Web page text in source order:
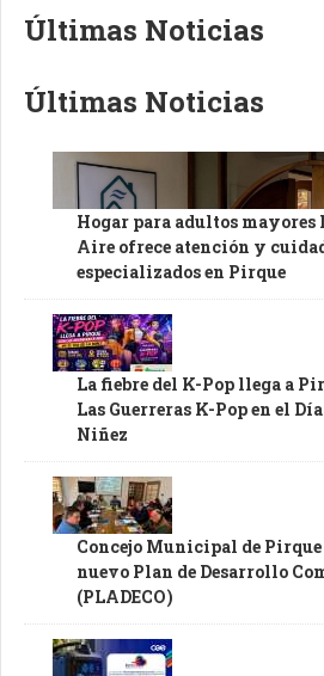
Últimas Noticias
Últimas Noticias
Hogar para adultos mayores
Aire ofrece atención y
especializados en Pirque
La fiebre del K-Pop llega a
Las Guerreras K-Pop en el
Niñez
Concejo Municipal de Pirque
nuevo Plan de Desarrollo
(PLADECO)